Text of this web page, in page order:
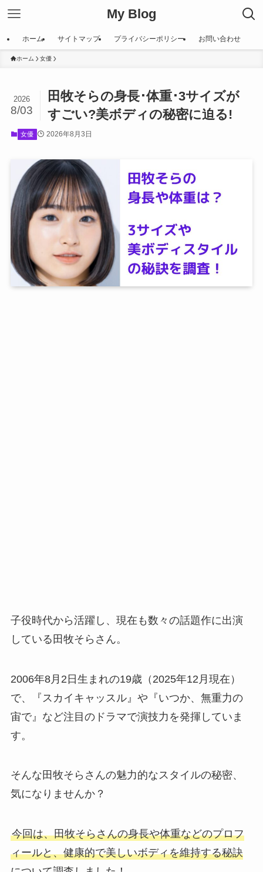
My Blog
ホーム サイトマップ プライバシーポリシー お問い合わせ
ホーム 女優
田牧そらの身長･体重･3サイズが
すごい?美ボディの秘密に迫る!
2026
8/03
女優 2026年8月3日
子役時代から活躍し、現在も数々の話題作に出演
している田牧そらさん。
2006年8月2日生まれの19歳（2025年12月現在）
で、『スカイキャッスル』や『いつか、無重力の
宙で』など注目のドラマで演技力を発揮していま
す。
そんな田牧そらさんの魅力的なスタイルの秘密、
気になりませんか？
今回は、田牧そらさんの身長や体重などのプロフ
ィールと、健康的で美しいボディを維持する秘訣